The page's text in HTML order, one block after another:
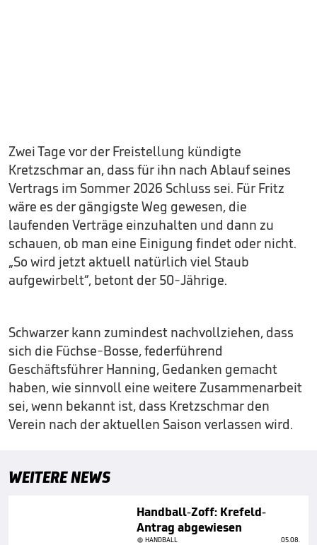
Zwei Tage vor der Freistellung kündigte
Kretzschmar an, dass für ihn nach Ablauf seines
Vertrags im Sommer 2026 Schluss sei. Für Fritz
wäre es der gängigste Weg gewesen, die
laufenden Verträge einzuhalten und dann zu
schauen, ob man eine Einigung findet oder nicht.
„So wird jetzt aktuell natürlich viel Staub
aufgewirbelt“, betont der 50-Jährige.
Schwarzer kann zumindest nachvollziehen, dass
sich die Füchse-Bosse, federführend
Geschäftsführer Hanning, Gedanken gemacht
haben, wie sinnvoll eine weitere Zusammenarbeit
sei, wenn bekannt ist, dass Kretzschmar den
Verein nach der aktuellen Saison verlassen wird.
WEITERE NEWS
Handball-Zoff: Krefeld-
Antrag abgewiesen
HANDBALL 05.08.